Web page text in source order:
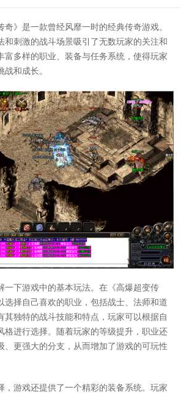
奇》是一款曾经风靡一时的经典传奇游戏。
和刺激的战斗场景吸引了无数玩家的关注和
富多样的职业、装备与任务系统，使得玩家
和成长。
一下游戏中的基本玩法。在《高爆超变传
选择自己喜欢的职业，包括战士、法师和道
其独特的战斗技能和特点，玩家可以根据自
格进行选择。随着玩家的等级提升，职业还
、更强大的分支，从而增加了游戏的可玩性
，游戏还提供了一个精彩的装备系统。玩家